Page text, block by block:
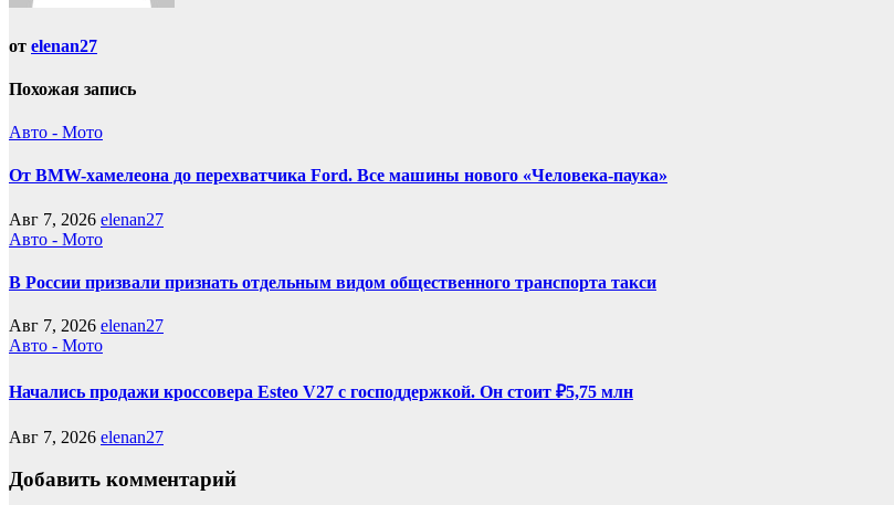
от elenan27
Похожая запись
Авто - Мото
От BMW-хамелеона до перехватчика Ford. Все машины нового «Человека-паука»
Авг 7, 2026 elenan27
Авто - Мото
В России призвали признать отдельным видом общественного транспорта такси
Авг 7, 2026 elenan27
Авто - Мото
Начались продажи кроссовера Esteo V27 с господдержкой. Он стоит ₽5,75 млн
Авг 7, 2026 elenan27
Добавить комментарий